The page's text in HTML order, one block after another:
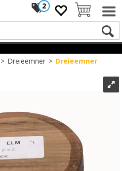
2
Dreieemner>Dreieemner